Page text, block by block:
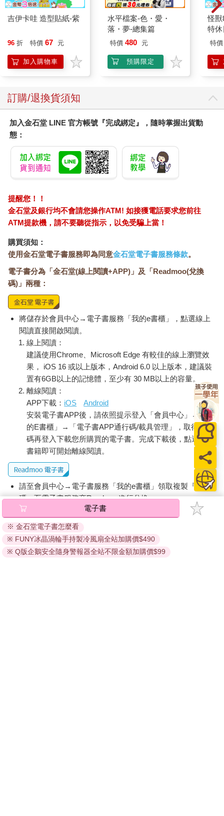
吉伊卡哇 造型貼紙-紫
96 折 特價 67 元
加入購物車
水平檔案-色・愛・
落・夢-總集篇
特價 480 元
預購限定
怪獸
特
加購]
特價
訂購/退換貨須知
加入金石堂 LINE 官方帳號『完成綁定』，隨時掌握出貨動
態：
提醒您！！
金石堂及銀行均不會請您操作ATM! 如接獲電話要求您前往
ATM提款機，請不要聽從指示，以免受騙上當！
購買須知：
使用金石堂電子書服務即為同意金石堂電子書服務條款。
電子書分為「金石堂(線上閱讀+APP)」及「Readmoo(兌換
碼)」兩種：
將儲存於會員中心→電子書服務「我的e書櫃」，點選線上
閱讀直接開啟閱讀。
線上閱讀：
建議使用Chrome、Microsoft Edge 有較佳的線上瀏覽效
果， iOS 16 或以上版本，Android 6.0 以上版本，建議裝
置有6GB以上的記憶體，至少有 30 MB以上的容量。
離線閱讀：
APP下載： iOS
Android
安裝電子書APP後，請依照提示登入「會員中心」→「我
的E書櫃」→「電子書APP通行碼/載具管理」，取得通行
碼再登入下載您所購買的電子書。完成下載後，點選任一
書籍即可開始離線閱讀。
請至會員中心→電子書服務「我的e書櫃」領取複製『兌換
碼』至電子書服務商Readmoo進行兌換。
退換貨須知：
因版權保護，您在金石堂所購買的電子書僅能以金石堂專屬
的閱讀軟體開啟閱讀，無法以其他閱讀器或直接下載檔案。
依據「消費者保護法」第19條及行政院消費者保護處公告之
電子書
※ 金石堂電子書怎麼看
※ FUNY冰晶渦輪手持製冷風扇全站加購價$490
※ Q版企鵝安全隨身警報器全站不限金額加購價$99